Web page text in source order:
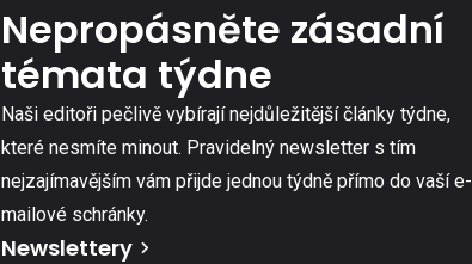
Nepropásněte zásadní
témata týdne
Naši editoři pečlivě vybírají nejdůležitější články týdne,
které nesmíte minout. Pravidelný newsletter s tím
nejzajímavějším vám přijde jednou týdně přímo do vaší e-
mailové schránky.
Newslettery